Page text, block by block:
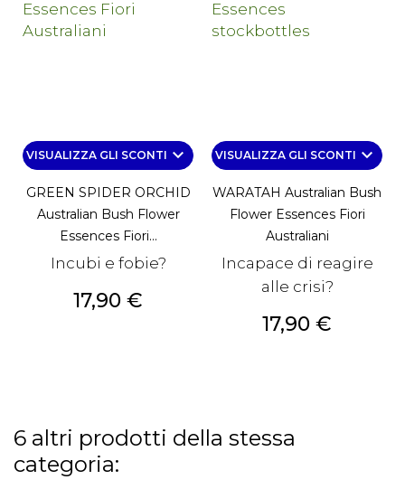
VISUALIZZA GLI SCONTI keyboard_arrow_down
GREEN SPIDER ORCHID
Australian Bush Flower
Essences Fiori...
Incubi e fobie?
Prezzo
17,90 €
VISUALIZZA GLI SCONTI keyboard_arrow_down
WARATAH Australian Bush
Flower Essences Fiori
Australiani
Incapace di reagire
alle crisi?
Prezzo
17,90 €
6 altri prodotti della stessa
categoria: